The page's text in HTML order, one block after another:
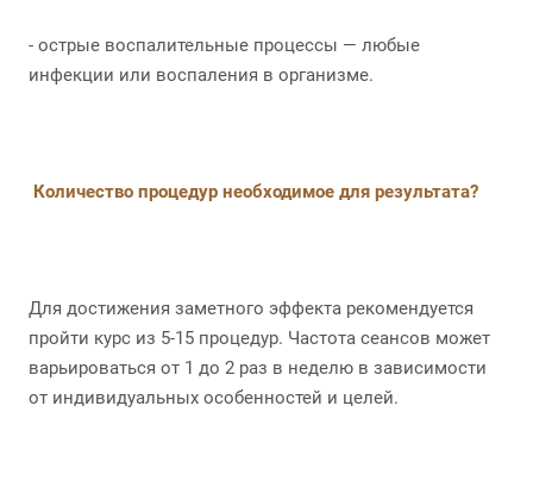
- острые воспалительные процессы — любые
инфекции или воспаления в организме.
Количество процедур необходимое для результата?
Для достижения заметного эффекта рекомендуется
пройти курс из 5-15 процедур. Частота сеансов может
варьироваться от 1 до 2 раз в неделю в зависимости
от индивидуальных особенностей и целей.